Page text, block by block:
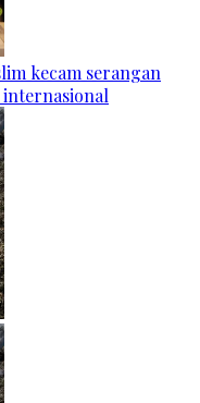
kecam serangan
internasional